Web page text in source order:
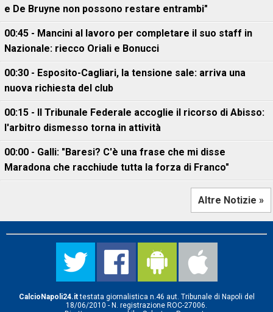
e De Bruyne non possono restare entrambi"
00:45 - Mancini al lavoro per completare il suo staff in
Nazionale: riecco Oriali e Bonucci
00:30 - Esposito-Cagliari, la tensione sale: arriva una
nuova richiesta del club
00:15 - Il Tribunale Federale accoglie il ricorso di Abisso:
l'arbitro dismesso torna in attività
00:00 - Galli: "Baresi? C'è una frase che mi disse
Maradona che racchiude tutta la forza di Franco"
Altre Notizie »
CalcioNapoli24.ittestata giornalistica n.46 aut. Tribunale di Napoli del
18/06/2010 - N. registrazione ROC-27006.